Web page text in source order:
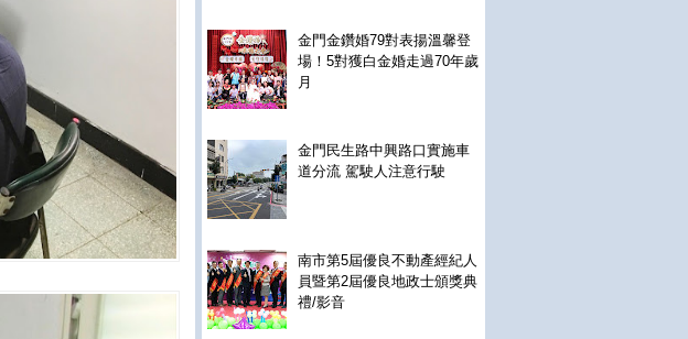
金門金鑽婚79對表揚溫馨登
場！5對獲白金婚走過70年歲
月
金門民生路中興路口實施車
道分流 駕駛人注意行駛
南市第5屆優良不動產經紀人
員暨第2屆優良地政士頒獎典
禮/影音